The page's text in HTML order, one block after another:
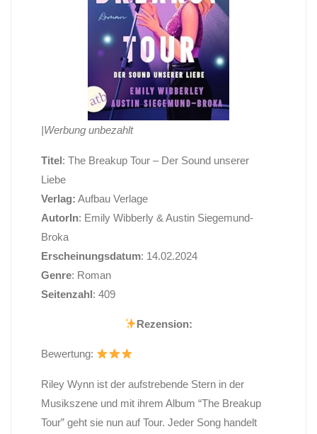
|Werbung unbezahlt
Titel: The Breakup Tour – Der Sound unserer
Liebe
Verlag: Aufbau Verlage
AutorIn: Emily Wibberly & Austin Siegemund-
Broka
Erscheinungsdatum: 14.02.2024
Genre: Roman
Seitenzahl: 409
Rezension:
Bewertung:
Riley Wynn ist der aufstrebende Stern in der
Musikszene und mit ihrem Album “The Breakup
Tour” geht sie nun auf Tour. Jeder Song handelt